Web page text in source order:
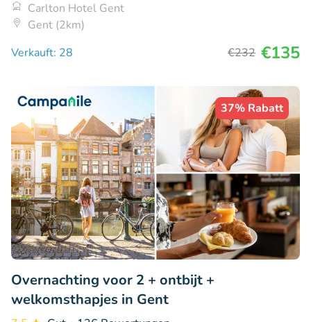
Carlton Hotel Gent
Gent (2km)
Verkauft: 28
€232 €135
37% Rabatt
Overnachting voor 2 + ontbijt +
welkomsthapjes in Gent